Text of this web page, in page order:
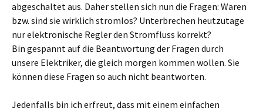
abgeschaltet aus. Daher stellen sich nun die Fragen: Waren
bzw. sind sie wirklich stromlos? Unterbrechen heutzutage
nur elektronische Regler den Stromfluss korrekt?
Bin gespannt auf die Beantwortung der Fragen durch
unsere Elektriker, die gleich morgen kommen wollen. Sie
können diese Fragen so auch nicht beantworten.
Jedenfalls bin ich erfreut, dass mit einem einfachen